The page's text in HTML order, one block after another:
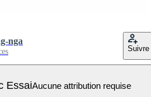
nga
Suivre
EssaiAucune attribution requise